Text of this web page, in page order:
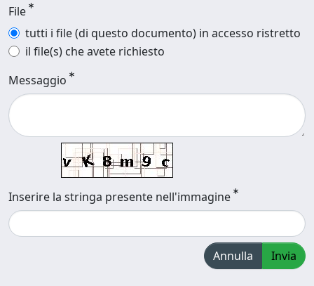
File
tutti i file (di questo documento) in accesso ristretto
il file(s) che avete richiesto
Messaggio
Inserire la stringa presente nell'immagine
Annulla Invia